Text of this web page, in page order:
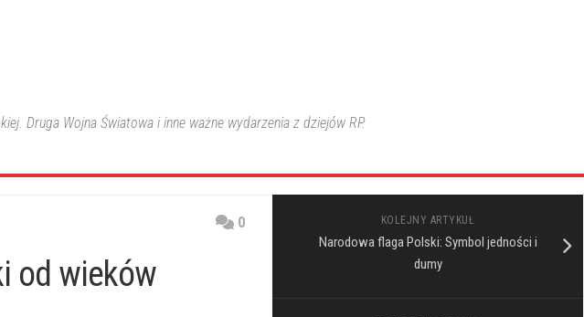
Druga Wojna Światowa i inne ważne wydarzenia z dziejów RP.
0
od wieków
KOLEJNY ARTYKUŁ
Narodowa flaga Polski: Symbol jedności i
dumy